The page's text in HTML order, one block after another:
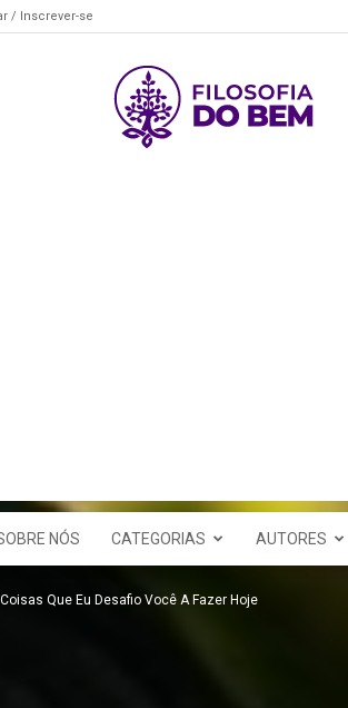
/ Inscrever-se
NÓS CATEGORIAS AUTORES
Que Eu Desafio Você A Fazer Hoje